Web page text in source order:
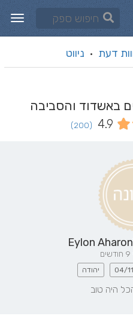
דעת · ניווט
באשדוד והסביבה
4.9
(200)
Eylon
04/ יהודה
היה טוב